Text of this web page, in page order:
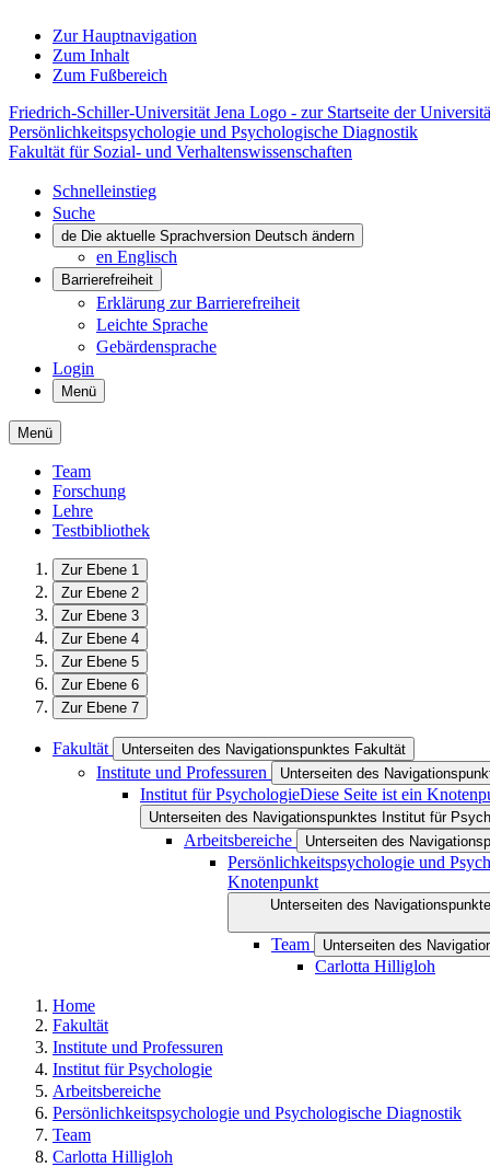
Zur Hauptnavigation
Zum Inhalt
Zum Fußbereich
Friedrich-Schiller-Universität Jena Logo - zur Startseite der
Persönlichkeitspsychologie und Psychologische Diagnostik
Fakultät für Sozial- und Verhaltenswissenschaften
Schnelleinstieg
Suche
de Die aktuelle Sprachversion Deutsch ändern
en Englisch
Barrierefreiheit
Erklärung zur Barrierefreiheit
Leichte Sprache
Gebärdensprache
Login
Menü
Menü
Team
Forschung
Lehre
Testbibliothek
Zur Ebene 1
Zur Ebene 2
Zur Ebene 3
Zur Ebene 4
Zur Ebene 5
Zur Ebene 6
Zur Ebene 7
Fakultät Unterseiten des Navigationspunktes Fakultät
Institute und Professuren Unterseiten des
Institut für PsychologieDiese Seite ist ein
Unterseiten des Navigationspunktes Institut für
Arbeitsbereiche Unterseiten des
Persönlichkeitspsychologie und
Knotenpunkt
Unterseiten des
Team Unterseiten des
Carlotta Hilligloh
Home
Fakultät
Institute und Professuren
Institut für Psychologie
Arbeitsbereiche
Persönlichkeitspsychologie und Psychologische Diagnostik
Team
Carlotta Hilligloh